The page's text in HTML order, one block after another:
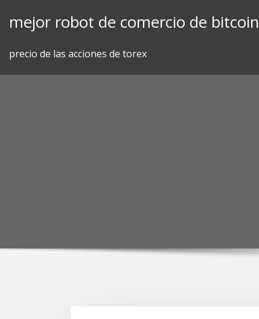
mejor robot de comercio de bitcoin
precio de las acciones de torex